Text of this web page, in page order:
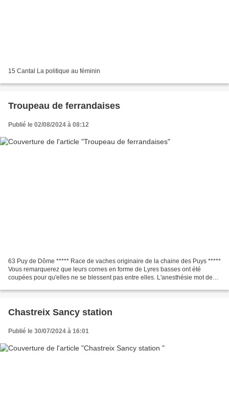
15 Cantal La politique au féminin
Troupeau de ferrandaises
Publié le 02/08/2024 à 08:12
63 Puy de Dôme ***** Race de vaches originaire de la chaine des Puys *****
Vous remarquerez que leurs cornes en forme de Lyres basses ont été
coupées pour qu'elles ne se blessent pas entre elles. L'anesthésie mot de
Chastreix Sancy station
Publié le 30/07/2024 à 16:01